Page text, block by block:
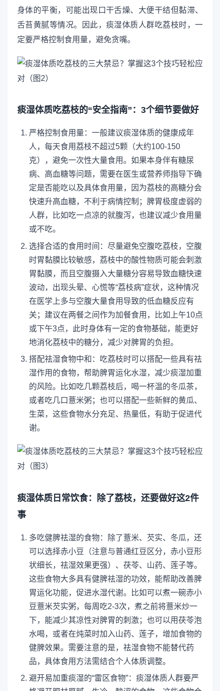
身体的平衡，可能出现口干舌燥、大便干结但黏滞、
舌苔黄腻等情况。因此，痰湿体质人群吃荔枝时，一
定要严格控制食用量，避免贪嘴。
痰湿体质吃荔枝的“安全指南”：3个细节要做好
严格控制食用量：一般建议痰湿体质的健康成年
人，每天食用荔枝不超过5颗（大约100-150
克），避免一次性大量食用。如果本身伴有糖尿
病、高血糖等问题，需要在医生或营养师指导下确
定是否能吃以及具体食用量，因为荔枝的高糖分会
快速升高血糖，不利于病情控制；脾胃极度虚弱的
人群，比如吃一点凉的就腹泻，也建议减少食用量
或不吃。
选择合适的食用时间：尽量避免空腹吃荔枝，空腹
时胃黏膜比较敏感，荔枝中的酸性物质可能会刺激
胃黏膜，而且空腹摄入大量糖分容易导致血糖快速
波动，出现头晕、心慌等“荔枝病”症状，这种情况
在医学上多与空腹大量食用导致的低血糖反应有
关；建议在两餐之间作为加餐食用，比如上午10点
或下午3点，此时身体有一定的食物基础，能更好
地消化荔枝中的糖分，减少对脾胃的负担。
搭配祛湿食物中和：吃荔枝时可以搭配一些具有祛
湿作用的食物，帮助脾胃运化水湿，减少痰湿加重
的风险。比如吃几颗荔枝后，喝一杯温的冬瓜茶，
或者吃几口薏米粥；也可以搭配一些新鲜的黄瓜、
生菜，这些食物水分充足、热量低，有助于促进代
谢。
痰湿体质日常饮食：除了荔枝，还要做好这2件
事
多吃健脾祛湿的食物：除了薏米、芡实、冬瓜，还
可以选择赤小豆（注意与普通红豆区分，赤小豆形
状细长，祛湿效果更强）、茯苓、山药、莲子等。
这些食物大多具有健脾祛湿的功效，能帮助改善脾
胃运化功能，促进水湿代谢。比如可以煮一碗赤小
豆薏米芡实粥，每周吃2-3次，煮之前将薏米炒一
下，能减少其凉性对脾胃的刺激；也可以用茯苓泡
水喝，或者在炖菜时加入山药、莲子，增加食物的
健脾效果。需要注意的是，祛湿食物不能替代药
品，具体食用方法需结合个人体质调整。
避开易加重痰湿的“雷区食物”：痰湿体质人群要严